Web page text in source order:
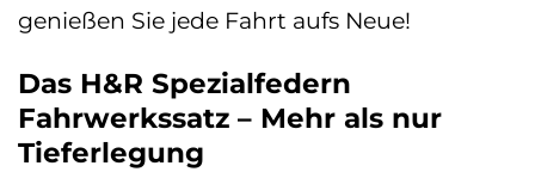
genießen Sie jede Fahrt aufs Neue!
Das H&R Spezialfedern
Fahrwerkssatz – Mehr als nur
Tieferlegung